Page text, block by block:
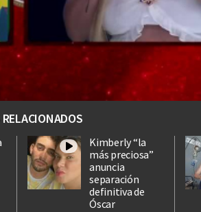
Kimberly “la
más preciosa”
anuncia
separación
definitiva de
Óscar